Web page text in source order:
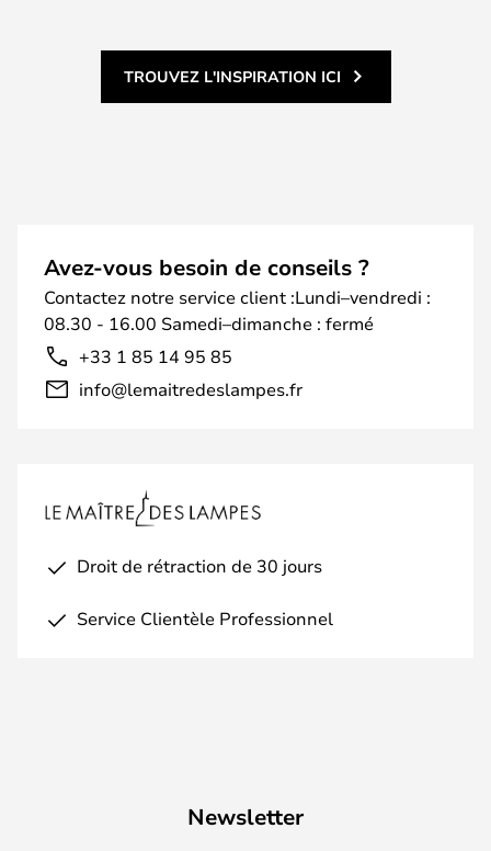
TROUVEZ L'INSPIRATION ICI
Avez-vous besoin de conseils ?
Contactez notre service client :Lundi–vendredi :
08.30 - 16.00 Samedi–dimanche : fermé
+33 1 85 14 95 85
info@lemaitredeslampes.fr
Droit de rétraction de 30 jours
Service Clientèle Professionnel
Newsletter